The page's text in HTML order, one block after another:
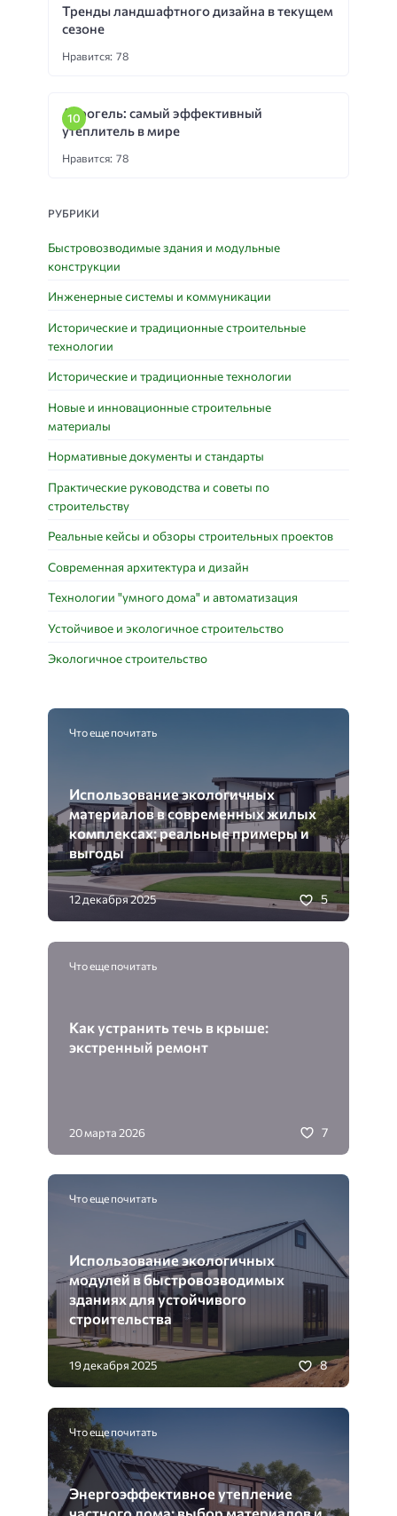
Тренды ландшафтного дизайна в текущем
сезоне
Нравится: 78
Аэрогель: самый эффективный
утеплитель в мире
Нравится: 78
РУБРИКИ
Быстровозводимые здания и модульные
конструкции
Инженерные системы и коммуникации
Исторические и традиционные строительные
технологии
Исторические и традиционные технологии
Новые и инновационные строительные
материалы
Нормативные документы и стандарты
Практические руководства и советы по
строительству
Реальные кейсы и обзоры строительных проектов
Современная архитектура и дизайн
Технологии "умного дома" и автоматизация
Устойчивое и экологичное строительство
Экологичное строительство
Что еще почитать
Использование экологичных
материалов в современных жилых
комплексах: реальные примеры и
выгоды
12 декабря 2025 5
Что еще почитать
Как устранить течь в крыше:
экстренный ремонт
20 марта 2026 7
Что еще почитать
Использование экологичных
модулей в быстровозводимых
зданиях для устойчивого
строительства
19 декабря 2025 8
Что еще почитать
Энергоэффективное утепление
частного дома: выбор материалов и